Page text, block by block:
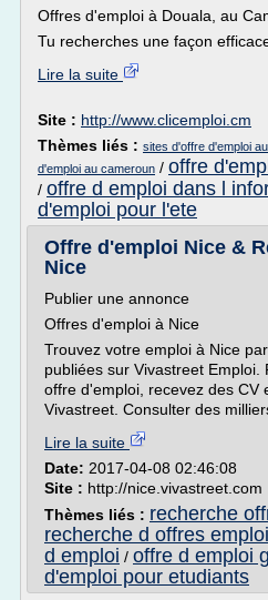
Offres d'emploi à Douala, au
Tu recherches une façon
Lire la suite
Site : http://www.clicemploi.cm
Thèmes liés : sites d'offre d'emploi
d'emploi au cameroun / offre
/ offre d emploi dans l
d'emploi pour l'ete
Offre d'emploi Nice &
Nice
Publier une annonce
Offres d'emploi à Nice
Trouvez votre emploi à Nice
publiées sur Vivastreet
offre d'emploi, recevez des CV
Vivastreet. Consulter des
Lire la suite
Date: 2017-04-08 02:46:08
Site : http://nice.vivastreet.com
Thèmes liés : recherche
recherche d offres emploi
d emploi / offre d emploi
d'emploi pour etudiants